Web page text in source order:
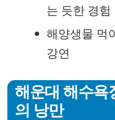
는 듯한 경험
해양생물 먹
강연
해운대 해수욕
의 낭만